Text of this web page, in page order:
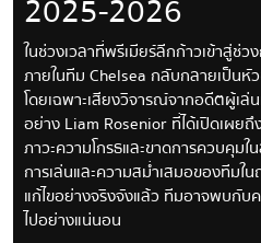
2025-2026
ในช่วงเวลาที่พรีเมียร์ลีกก้าวเข้าสู่ช่
ภายในทีม Chelsea กลับกลายเป็น
โดยเฉพาะเสียงวิจารณ์จากอดีตผู้เ
อย่าง Liam Rosenior ที่ได้เปิดเผย
ภาวะความโกรธและขาดการควบคุ
การเล่นและความสม่ำเสมอของทีม
แก้ไขอย่างจริงจังแล้ว ทีมอาจพบกับ
ไปอย่างแน่นอน